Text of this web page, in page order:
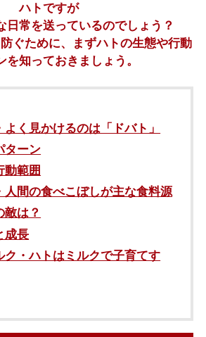
ハトですが
日常を送っているのでしょう？
ぐために、まずハトの生態や行動
を知っておきましょう。
く見かけるのは「ドバト」
ターン
動範囲
人間の食べこぼしが主な食料源
敵は？
成長
ク・ハトはミルクで子育てす